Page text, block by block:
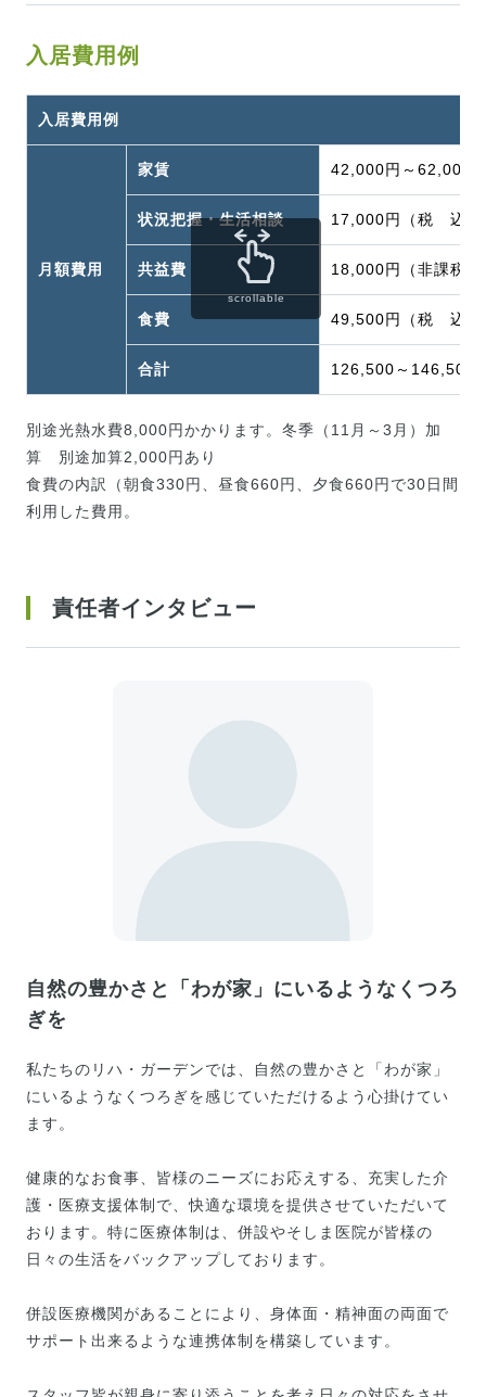
入居費用例
入居費用例
月額費用
家賃 42,000円～62,000
状況把握・生活相談 17,000円（税 込）
共益費 18,000円（非課税）
食費 49,500円（税 込）
合計 126,500～146,500
scrollable
別途光熱水費8,000円かかります。冬季（11月～3月）加
算 別途加算2,000円あり
食費の内訳（朝食330円、昼食660円、夕食660円で30日間
利用した費用。
責任者インタビュー
自然の豊かさと「わが家」にいるようなくつろ
ぎを
私たちのリハ・ガーデンでは、自然の豊かさと「わが家」
にいるようなくつろぎを感じていただけるよう心掛けてい
ます。
健康的なお食事、皆様のニーズにお応えする、充実した介
護・医療支援体制で、快適な環境を提供させていただいて
おります。特に医療体制は、併設やそしま医院が皆様の
日々の生活をバックアップしております。
併設医療機関があることにより、身体面・精神面の両面で
サポート出来るような連携体制を構築しています。